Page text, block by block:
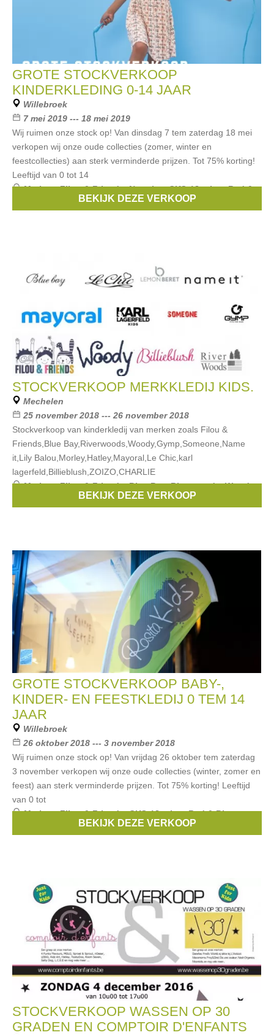
GROTE STOCKVERKOOP
KINDERKLEDING 0-14 JAAR
Willebroek
7 mei 2019 --- 18 mei 2019
Wij ruimen onze stock op! Van dinsdag 7 tem zaterdag 18 mei
verkopen wij onze oude collecties (zomer, winter en
feestcollecties) aan sterk verminderde prijzen. Tot 75% korting!
Leeftijd van 0 tot 14
Merken:Filou & Friends,Noppies,CKS,Vingino,Red &
BEKIJK DEZE VERKOOP
STOCKVERKOOP MERKKLEDIJ KIDS.
Mechelen
25 november 2018 --- 26 november 2018
Stockverkoop van kinderkledij van merken zoals Filou &
Friends,Blue Bay,Riverwoods,Woody,Gymp,Someone,Name
it,Lily Balou,Morley,Hatley,Mayoral,Le Chic,karl
lagerfeld,Billieblush,ZOIZO,CHARLIE
Merken:Filou & Friends,Blue Bay,Riverwoods,Woody,
BEKIJK DEZE VERKOOP
GROTE STOCKVERKOOP BABY-,
KINDER- EN FEESTKLEDIJ 0 TEM 14
JAAR
Willebroek
26 oktober 2018 --- 3 november 2018
Wij ruimen onze stock op! Van vrijdag 26 oktober tem zaterdag
3 november verkopen wij onze oude collecties (winter, zomer en
feest) aan sterk verminderde prijzen. Tot 75% korting! Leeftijd
van 0 tot
Merken:Filou & Friends,CKS,Vingino,Red & Blu,
Stones & Bones, ...
BEKIJK DEZE VERKOOP
STOCKVERKOOP WASSEN OP 30
GRADEN EN COMPTOIR D'ENFANTS